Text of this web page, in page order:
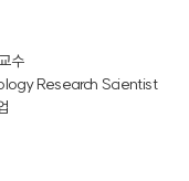
수
Research Scientist